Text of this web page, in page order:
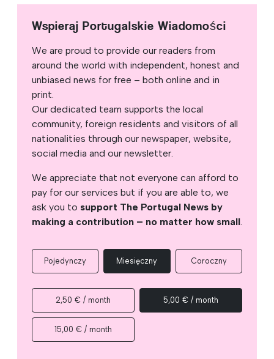
Wspieraj Portugalskie Wiadomości
We are proud to provide our readers from
around the world with independent, honest and
unbiased news for free – both online and in
print.
Our dedicated team supports the local
community, foreign residents and visitors of all
nationalities through our newspaper, website,
social media and our newsletter.
We appreciate that not everyone can afford to
pay for our services but if you are able to, we
ask you to support The Portugal News by
making a contribution – no matter how small.
Pojedynczy Miesięczny Coroczny
2,50 € / month 5,00 € / month
15,00 € / month